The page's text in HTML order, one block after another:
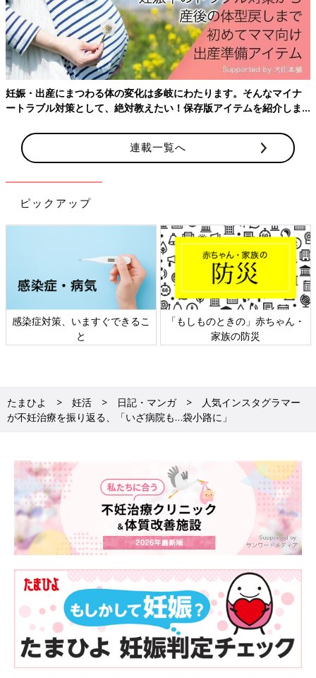
不妊治療は想像以上に精神的負担が大きいです。治療のために会
社を休む申し訳なさ。仕事のストレスで妊娠しにくくなるのでは
ないかという不安。妊婦さんに対するうらやましさ。だめだった
ときの落胆。
前進あるのみですが、不妊治療のステップアップは自分で決めな
ければなりません。
当時の仕事は数年単位のプロジェクトが多く、妊娠したら会社に
迷惑がかかるし、体外受精は採卵時に痛みを伴うとも聞きます。
いつステップアップすべきか、その決断に妊娠の成否がかかって
いるかもしれないのに、ふんぎりがつかない。
いろんな思いがごちゃまぜになって、先の人生を考えることが怖
く、体外受精をためらっていました。
[わぐり]
ポートしている。
●わぐりさんのマンガ紹介
「妊婦のハッケン」
：妊娠中に発見して面白いなーと思ったこと
を紹介
「ハハになった日」 ：自分の出産・産後体験をベースに、出産前
の自分に伝えたいことを紹介
「ハハのさけび」
：育児をする中での気持ちの変化や、母親にな
って変わった世の中の見方を紹介
関連：保田圭さん 妊活インタビュー 妊活宣言から5年。今だから
言えること。
イラスト／わぐり
構成・取材・文／津島千佳
※記事内容、日付、監修者の肩書、年齢などは掲載当時のもので
す。
妊娠・出産にまつわる体の変化は多岐にわたります。そんなマイナ
ートラブル対策として、絶対教えたい！保存版アイテムを紹介しま
連載一覧へ
ピックアップ
感染症対策、いますぐできるこ
と
「もしものときの」赤ちゃん・
家族の防災
たまひよ 妊活 日記・マンガ
人気インスタグラマー
が不妊治療を振り返る、「いざ病院も…袋小路に」